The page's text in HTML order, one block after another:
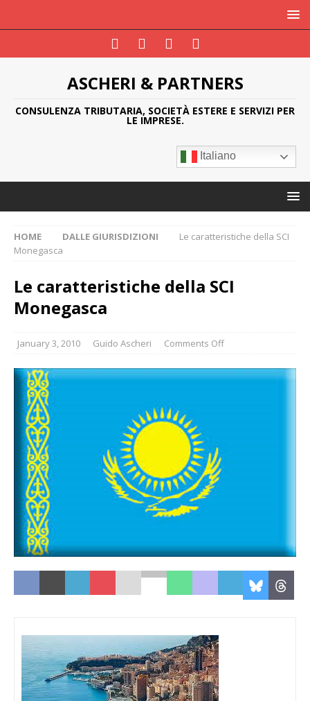
ASCHERI & PARTNERS
CONSULENZA TRIBUTARIA, SOCIETÀ ESTERE E SERVIZI PER
LE IMPRESE.
Italiano
HOME DALLE GIURISDIZIONI
Le caratteristiche della SCI
Monegasca
Le caratteristiche della SCI
Monegasca
January 3, 2010 Guido Ascheri Comments Off